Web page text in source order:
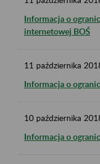
Informacja o
internetowej BOŚ
11 października
Informacja o
10 października
Informacja o